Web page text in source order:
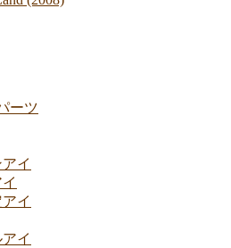
ーツ
イ
イ
イ